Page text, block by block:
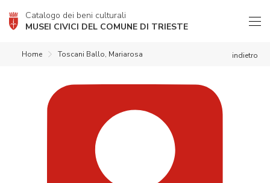
Catalogo dei beni culturali
MUSEI CIVICI DEL COMUNE DI TRIESTE
indietro
Home Toscani Ballo, Mariarosa